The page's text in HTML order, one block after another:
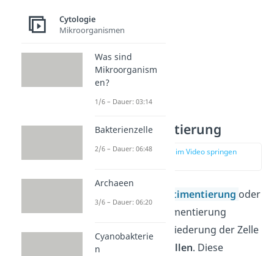
Kompartimentierung
zur Stelle im Video springen
Kompartimentierung oder
auch Zellkompartimentierung
verstehst du die Gliederung der Zelle
in einzelne
Organellen. Diese
Cytologie
Mikroorganismen
Was sind
Mikroorganism
en?
1/6 – Dauer: 03:14
Bakterienzelle
2/6 – Dauer: 06:48
Archaeen
3/6 – Dauer: 06:20
Cyanobakterie
n